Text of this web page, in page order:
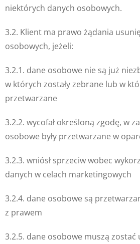
niektórych danych osobowych.
3.2. Klient ma prawo żądania
osobowych, jeżeli:
3.2.1. dane osobowe nie są już
w których zostały zebrane lub w
przetwarzane
3.2.2. wycofał określoną zgodę, w
osobowe były przetwarzane w
3.2.3. wniósł sprzeciw wobec
danych w celach marketingowych
3.2.4. dane osobowe są
z prawem
3.2.5. dane osobowe muszą zostać